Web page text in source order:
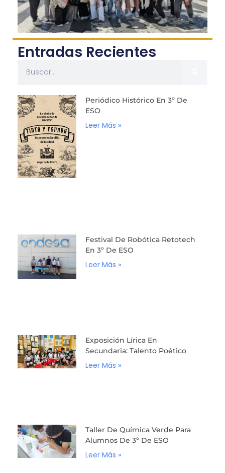
Entradas Recientes
Periódico Histórico En 3º De
ESO
Leer Más »
Festival De Robótica Retotech
En 3º De ESO
Leer Más »
Exposición Lírica En
Secundaria: Talento Poético
Leer Más »
Taller De Química Verde Para
Alumnos De 3º De ESO
Leer Más »